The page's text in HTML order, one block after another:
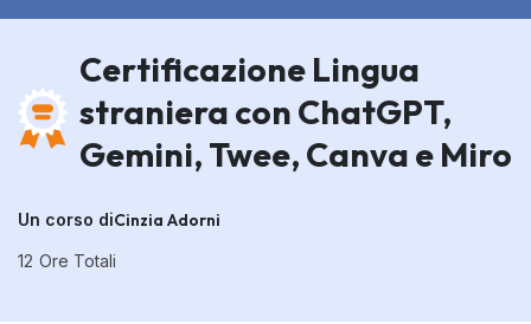
Certificazione Lingua
straniera con ChatGPT,
Gemini, Twee, Canva e Miro
Un corso diCinzia Adorni
12 Ore Totali